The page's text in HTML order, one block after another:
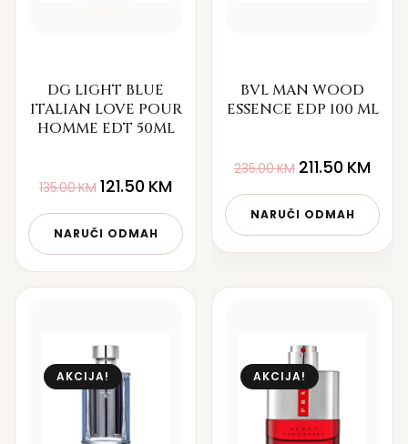
DG LIGHT BLUE
ITALIAN LOVE POUR
HOMME EDT 50ML
135.00KM 121.50 KM
NARUČI ODMAH
BVL MAN WOOD
ESSENCE EDP 100 ML
235.00KM 211.50 KM
NARUČI ODMAH
AKCIJA! AKCIJA!